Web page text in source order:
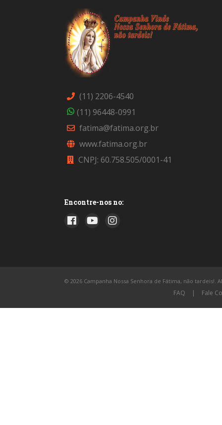
(11) 2206-4540
(11) 96448-0991
fatima@fatima.org.br
www.fatima.org.br
CNPJ: 60.758.505/0001-41
Encontre-nos no:
© 2026 Campanha Nossa Senhora de Fátima, não tardeis!.
FAQ | Fale